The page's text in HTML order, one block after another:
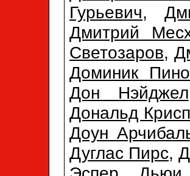
Гурьевич,
Дмитрий
Светозаров,
Доминик
Дон Нэйджел
Дональд Крисп
Доун
Дуглас Пирс,